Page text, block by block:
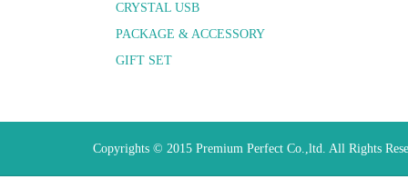
CRYSTAL USB
PACKAGE & ACCESSORY
GIFT SET
Copyrights © 2015 Premium Perfect Co.,ltd. All Rights